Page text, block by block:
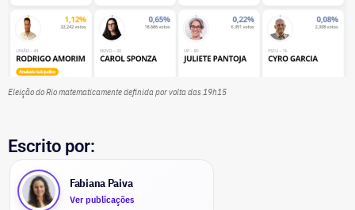
Eleição do Rio matematicamente definida por volta das 19h15
Escrito por:
Fabiana Paiva
Ver publicações